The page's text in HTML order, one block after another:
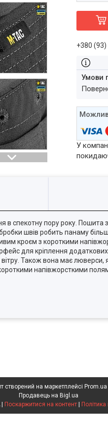
+380
У
спекотну пору року. Пошита з
швів робить панаму
кроєм з короткими
для кріплення
Також вона має люверси,
напівжорсткими
створений на маркетплейсі Prom.ua
Продавець на Bigl.ua
Поскаржитися на контент